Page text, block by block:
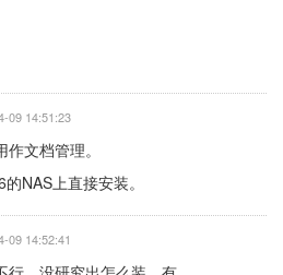
09 14:51:23
文档管理。
NAS上直接安装。
09 14:52:41